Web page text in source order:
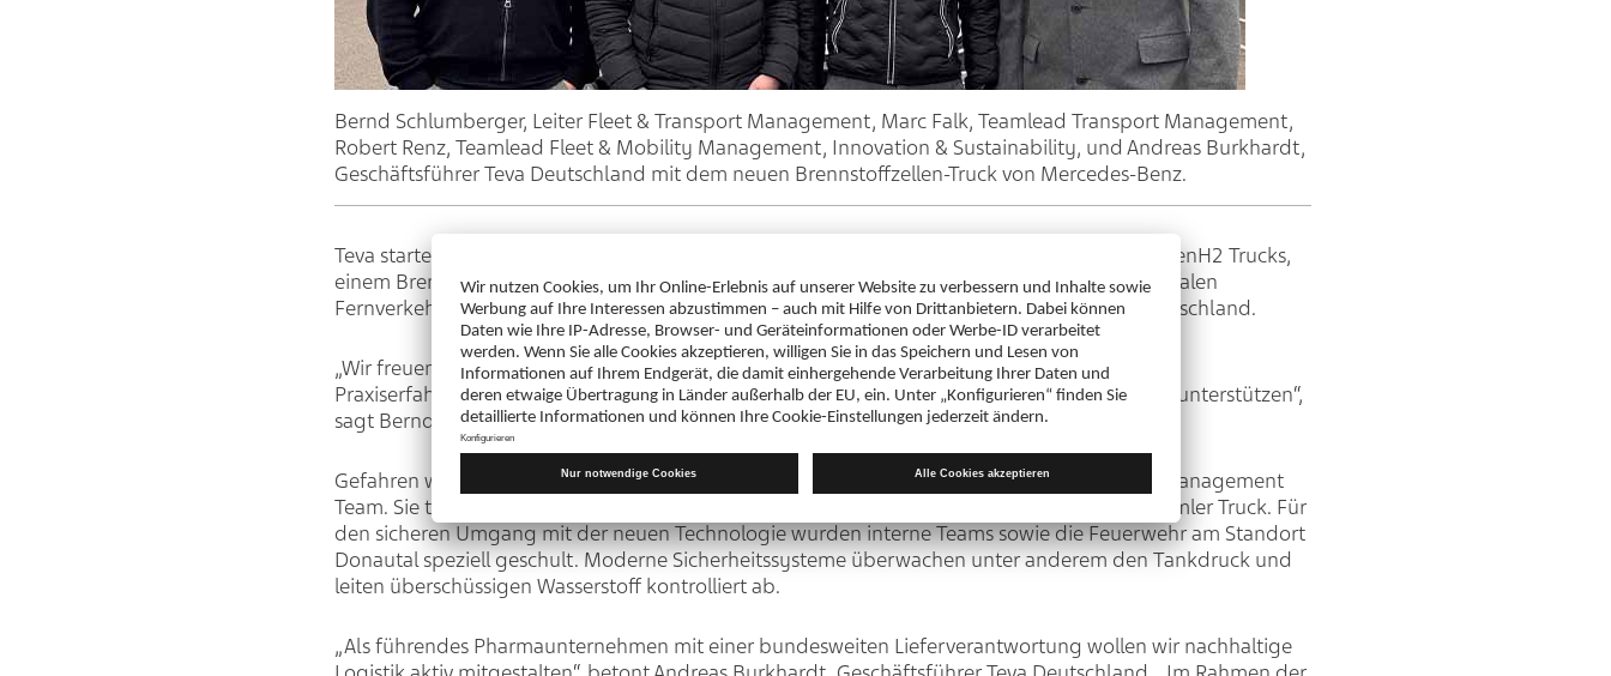
Bernd Schlumberger, Leiter Fleet & Transport Management, Marc Falk, Teamlead Transport Management,
Robert Renz, Teamlead Fleet & Mobility Management, Innovation & Sustainability, und Andreas Burkhardt,
Geschäftsführer Teva Deutschland mit dem neuen Brennstoffzellen-Truck von Mercedes-Benz.
Teva startet als einer von fünf Partnern in die zweite Erprobungsphase des Mercedes-Benz GenH2 Trucks,
einem Brennstoffzellen-Lkw mit flüssigem Wasserstoff. Das Fahrzeug wird ab sofort im nationalen
Fernverkehr eingesetzt und unterstützt die zuverlässige Arzneimittelversorgung in ganz Deutschland.
„Wir freuen uns, mit dem Einsatz des Wasserstoff-Trucks in unserem täglichen Transport echte
Praxiserfahrung zu sammeln und die Weiterentwicklung dieser Zukunftstechnologie aktiv zu unterstützen“,
sagt Bernd Schlumpberger, Leiter Fleet & Transport Management bei Teva.
Gefahren wird das Fahrzeug von einer Berufskraftfahrerin aus dem Teva Fleet- & Transport Management
Team. Sie testet den Lkw im realen Lieferbetrieb und liefert wichtige Rückmeldungen für Daimler Truck. Für
den sicheren Umgang mit der neuen Technologie wurden interne Teams sowie die Feuerwehr am Standort
Donautal speziell geschult. Moderne Sicherheitssysteme überwachen unter anderem den Tankdruck und
leiten überschüssigen Wasserstoff kontrolliert ab.
„Als führendes Pharmaunternehmen mit einer bundesweiten Lieferverantwortung wollen wir nachhaltige